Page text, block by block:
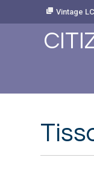
Vintage